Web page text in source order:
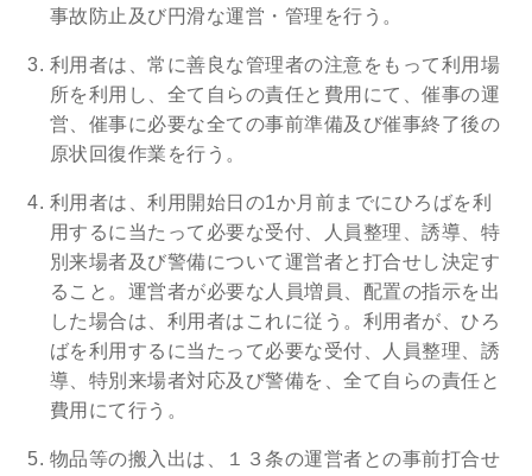
事故防止及び円滑な運営・管理を行う。
利用者は、常に善良な管理者の注意をもって利用場
所を利用し、全て自らの責任と費用にて、催事の運
営、催事に必要な全ての事前準備及び催事終了後の
原状回復作業を行う。
利用者は、利用開始日の1か月前までにひろばを利
用するに当たって必要な受付、人員整理、誘導、特
別来場者及び警備について運営者と打合せし決定す
ること。運営者が必要な人員増員、配置の指示を出
した場合は、利用者はこれに従う。利用者が、ひろ
ばを利用するに当たって必要な受付、人員整理、誘
導、特別来場者対応及び警備を、全て自らの責任と
費用にて行う。
物品等の搬入出は、１３条の運営者との事前打合せ